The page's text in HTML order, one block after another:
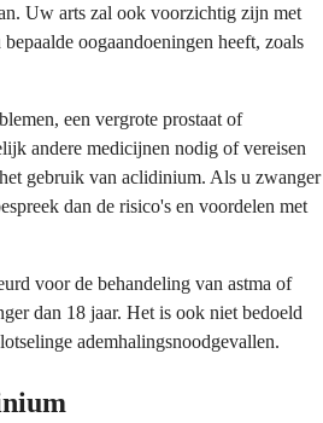
Uw arts zal ook voorzichtig zijn met
oogaandoeningen heeft, zoals
een vergrote prostaat of
andere medicijnen nodig of vereisen
gebruik van aclidinium. Als u zwanger
dan de risico's en voordelen met
voor de behandeling van astma of
dan 18 jaar. Het is ook niet bedoeld
ademhalingsnoodgevallen.